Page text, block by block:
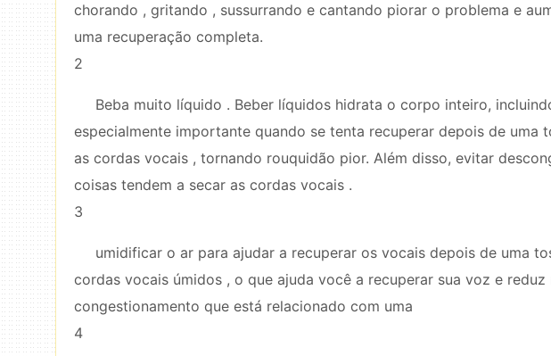
chorando , gritando , sussurrando e cantando piorar o problema e
uma recuperação completa.
2
Beba muito líquido . Beber líquidos hidrata o corpo inteiro,
especialmente importante quando se tenta recuperar depois de uma
as cordas vocais , tornando rouquidão pior. Além disso, evitar
coisas tendem a secar as cordas vocais .
3
umidificar o ar para ajudar a recuperar os vocais depois de uma
cordas vocais úmidos , o que ajuda você a recuperar sua voz e
congestionamento que está relacionado com uma
4